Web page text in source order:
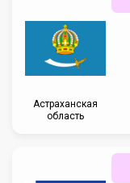
Астраханская
область